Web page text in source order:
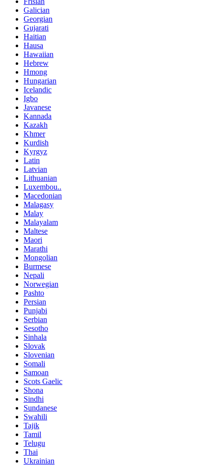
Galician
Georgian
Gujarati
Haitian
Hausa
Hawaiian
Hebrew
Hmong
Hungarian
Icelandic
Igbo
Javanese
Kannada
Kazakh
Khmer
Kurdish
Kyrgyz
Latin
Latvian
Lithuanian
Luxembou..
Macedonian
Malagasy
Malay
Malayalam
Maltese
Maori
Marathi
Mongolian
Burmese
Nepali
Norwegian
Pashto
Persian
Punjabi
Serbian
Sesotho
Sinhala
Slovak
Slovenian
Somali
Samoan
Scots Gaelic
Shona
Sindhi
Sundanese
Swahili
Tajik
Tamil
Telugu
Thai
Ukrainian